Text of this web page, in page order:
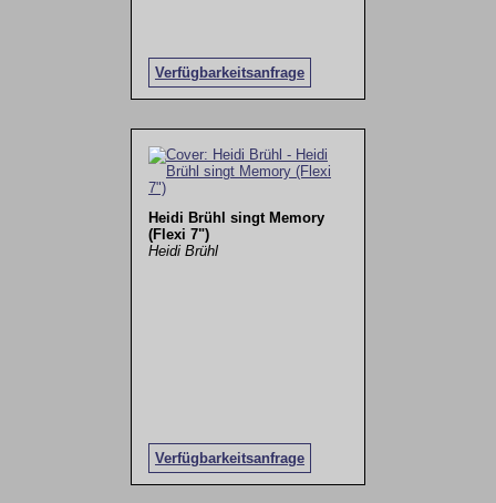
Verfügbarkeitsanfrage
Heidi Brühl singt Memory
(Flexi 7")
Heidi Brühl
Verfügbarkeitsanfrage